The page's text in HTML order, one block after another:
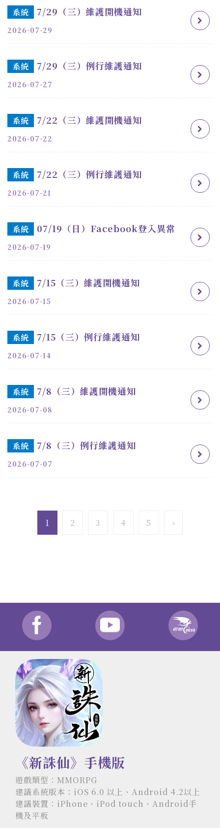
系統 7/29（三）維護開機通知
2026-07-29
系統 7/29（三）例行維護通知
2026-07-27
系統 7/22（三）維護開機通知
2026-07-22
系統 7/22（三）例行維護通知
2026-07-21
系統 07/19（日）Facebook登入異常
2026-07-19
系統 7/15（三）維護開機通知
2026-07-15
系統 7/15（三）例行維護通知
2026-07-14
系統 7/8（三）維護開機通知
2026-07-08
系統 7/8（三）例行維護通知
2026-07-07
1 2 3 4 5 ›
《新誅仙》手機版
遊戲類型：MMORPG
建議系統版本：iOS 6.0 以上、Android 4.2以上
建議裝置：iPhone、iPod touch、Android手
機及平板